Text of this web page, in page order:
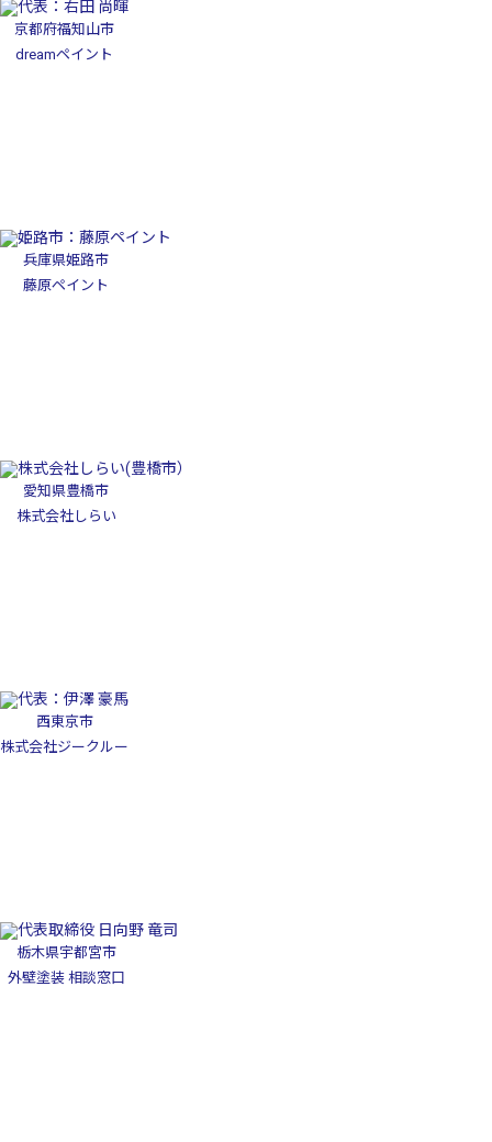
京都府福知山市
dreamペイント
兵庫県姫路市
藤原ペイント
愛知県豊橋市
株式会社しらい
西東京市
株式会社ジークルー
栃木県宇都宮市
外壁塗装 相談窓口